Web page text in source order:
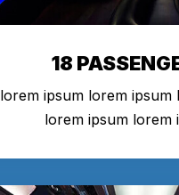
18
lorem ipsum lorem ipsum
lorem ipsum lorem